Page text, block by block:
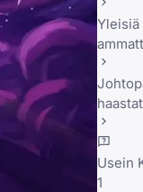
Yleisiä
Usein
1